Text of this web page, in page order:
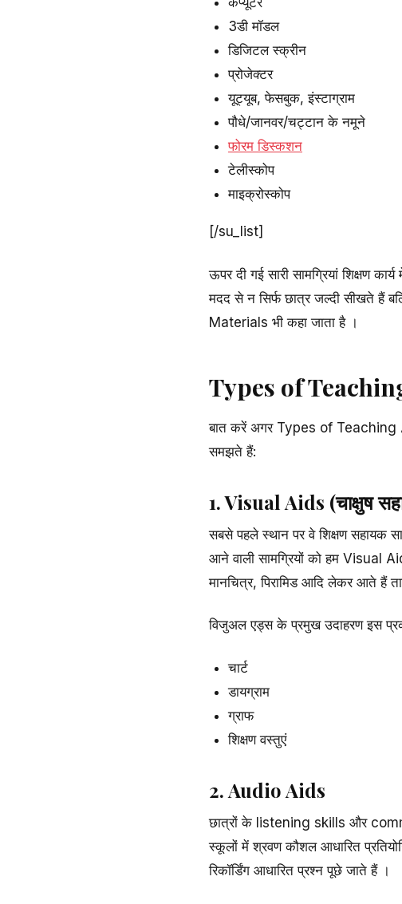
3डी मॉडल
डिजिटल स्क्रीन
प्रोजेक्टर
यूट्यूब, फेसबुक, इंस्टाग्राम
पौधे/जानवर/चट्टान के नमूने
फोरम डिस्कशन
टेलीस्कोप
माइक्रोस्कोप
[/su_list]
ऊपर दी गई सारी सामग्रियां शिक्षण
मदद से न सिर्फ छात्र जल्दी सीखते हैं
Materials भी कहा जाता है ।
Types of
बात करें अगर Types of Teaching
समझते हैं:
1. Visual Aids (चाक्षुष
सबसे पहले स्थान पर वे शिक्षण
आने वाली सामग्रियों को हम Visual
मानचित्र, पिरामिड आदि लेकर आते हैं
विजुअल एड्स के प्रमुख उदाहरण इस
चार्ट
डायग्राम
ग्राफ
शिक्षण वस्तुएं
2. Audio Aids
छात्रों के listening skills और
स्कूलों में श्रवण कौशल आधारित
रिकॉर्डिंग आधारित प्रश्न पूछे जाते हैं ।